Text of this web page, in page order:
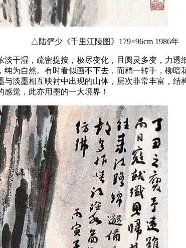
△陆俨少《千里江陵图》179×96cm 1986年
干湿，疏密提按，极尽变化，且圆灵多变，力
为自然。有时看似画不下去，而稍一转手，柳
淡墨相互映衬中出现的山体，层次非常丰富，
觉，此亦用墨的一大境界！